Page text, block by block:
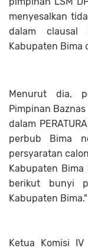
menyesalkan
dalam clausal
Kabupaten Bima
Menurut dia,
Pimpinan
dalam
perbub Bima
persyaratan
Kabupaten
berikut bunyi
Kabupaten
Ketua Komisi IV